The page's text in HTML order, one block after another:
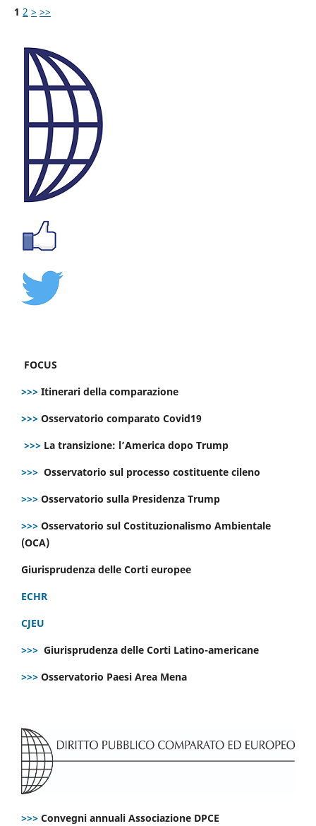
1 2 > >>
FOCUS
>>> Itinerari della comparazione
>>> Osservatorio comparato Covid19
>>> La transizione: l’America dopo Trump
>>> Osservatorio sul processo costituente cileno
>>> Osservatorio sulla Presidenza Trump
>>> Osservatorio sul Costituzionalismo Ambientale
(OCA)
Giurisprudenza delle Corti europee
ECHR
CJEU
>>> Giurisprudenza delle Corti Latino-americane
>>> Osservatorio Paesi Area Mena
>>> Convegni annuali Associazione DPCE